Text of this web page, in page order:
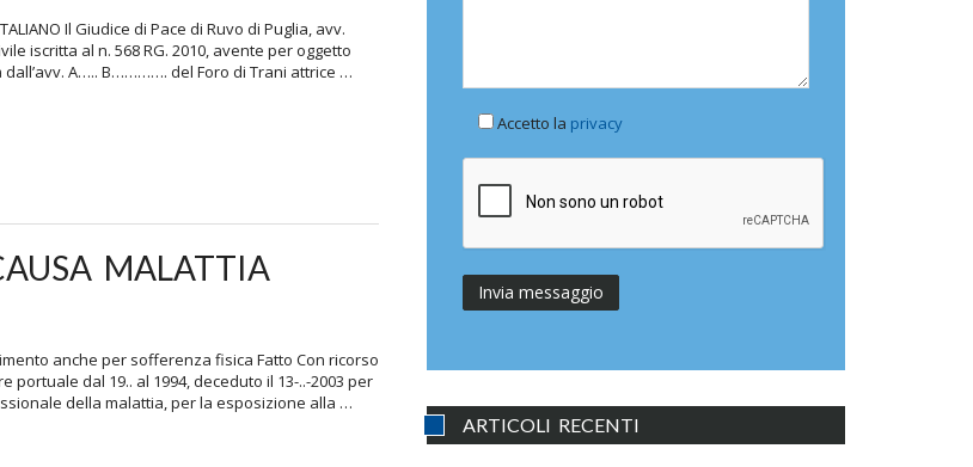
Il Giudice di Pace di Ruvo di Puglia, avv.
iscritta al n. 568 RG. 2010, avente per oggetto
A….. B…………. del Foro di Trani attrice …
MALATTIA
anche per sofferenza fisica Fatto Con ricorso
dal 19.. al 1994, deceduto il 13-..-2003 per
della malattia, per la esposizione alla …
Accetto la privacy
ARTICOLI RECENTI